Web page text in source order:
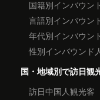
国籍別インバウン
言語別インバウン
年代別インバウン
性別インバウンド
国・地域別で訪日観
訪日中国人観光客